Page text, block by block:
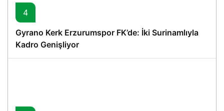
4
Gyrano Kerk Erzurumspor FK’de: İki Surinamlıyla
Kadro Genişliyor